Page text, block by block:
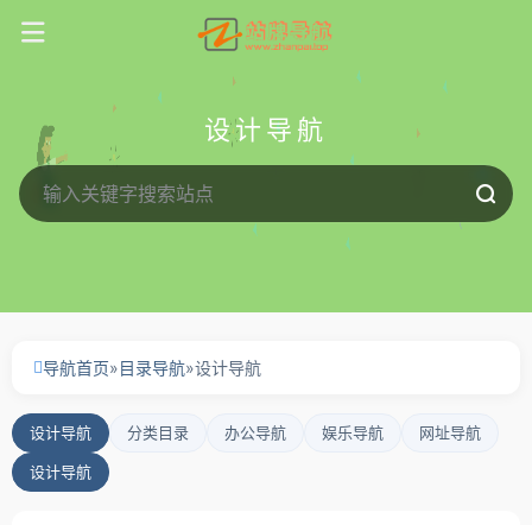
设计导航
导航首页»目录导航»设计导航
设计导航 分类目录 办公导航 娱乐导航 网址导航
设计导航